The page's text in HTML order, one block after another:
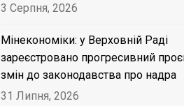
3 Серпня, 2026
Мінекономіки: у Верховній Раді
зареєстровано прогресивний
змін до законодавства про надра
31 Липня, 2026